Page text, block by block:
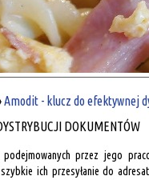
Amodit - klucz do efektywnej
DOKUMENTÓW
przez jego
ich przesyłanie do